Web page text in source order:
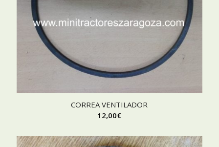
CORREA VENTILADOR
12,00€